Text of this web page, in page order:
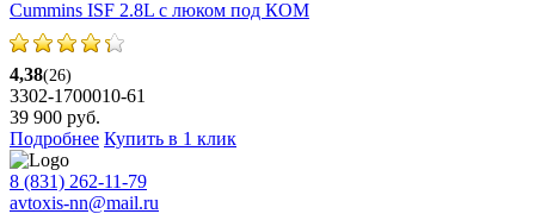
Cummins ISF 2.8L с люком под КОМ
4,38(26)
3302-1700010-61
39 900 руб.
Подробнее Купить в 1 клик
8 (831) 262-11-79
avtoxis-nn@mail.ru